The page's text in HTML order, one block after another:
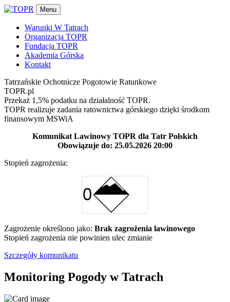
Menu
Warunki W Tatrach
Organizacja TOPR
Fundacja TOPR
Akademia Górska
Kontakt
Tatrzańskie Ochotnicze Pogotowie Ratunkowe
TOPR.pl
Przekaż 1,5% podatku na działalność TOPR.
TOPR realizuje zadania ratownictwa górskiego dzięki środkom
finansowym MSWiA
Komunikat Lawinowy TOPR dla Tatr Polskich
Obowiązuje do: 25.05.2026 20:00
Stopień zagrożenia:
Zagrożenie określono jako: Brak zagrożenia lawinowego
Stopień zagrożenia nie powinien ulec zmianie
Szczegóły komunikatu
Monitoring Pogody w Tatrach